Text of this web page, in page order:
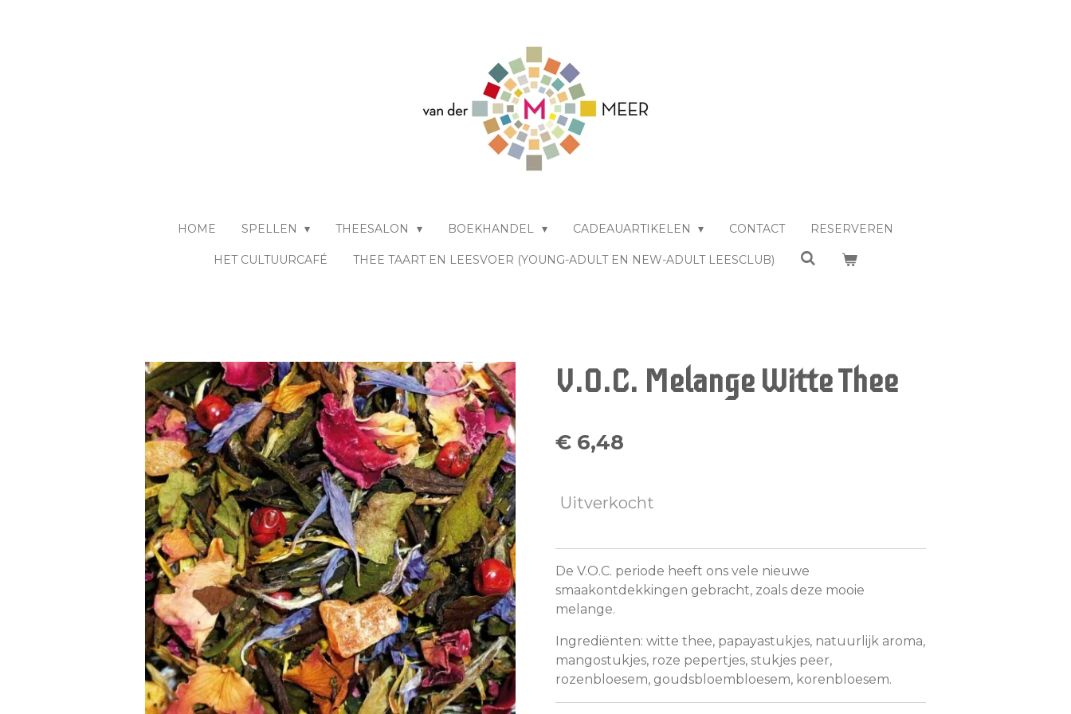
HOME SPELLEN THEESALON BOEKHANDEL CADEAUARTIKELEN CONTACT RESERVEREN
HET CULTUURCAFÉ THEE TAART EN LEESVOER (YOUNG-ADULT EN NEW-ADULT LEESCLUB)
V.O.C. Melange Witte Thee
€ 6,48
Uitverkocht
De V.O.C. periode heeft ons vele nieuwe
smaakontdekkingen gebracht, zoals deze mooie
melange.
Ingrediënten: witte thee, papayastukjes, natuurlijk aroma,
mangostukjes, roze pepertjes, stukjes peer,
rozenbloesem, goudsbloembloesem, korenbloesem.